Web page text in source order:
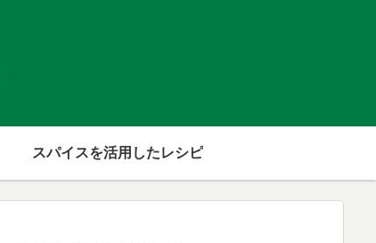
スパイスを活用したレシピ